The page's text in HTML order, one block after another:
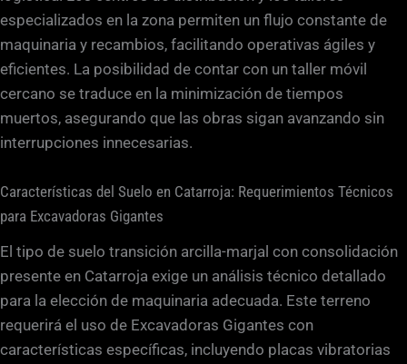
especializados en la zona permiten un flujo constante de
maquinaria y recambios, facilitando operativas ágiles y
eficientes. La posibilidad de contar con un taller móvil
cercano se traduce en la minimización de tiempos
muertos, asegurando que las obras sigan avanzando sin
interrupciones innecesarias.
Características del Suelo en Catarroja: Requerimientos Técnicos
para Excavadoras Gigantes
El tipo de suelo transición arcilla-marjal con consolidación
presente en Catarroja exige un análisis técnico detallado
para la elección de maquinaria adecuada. Este terreno
requerirá el uso de Excavadoras Gigantes con
características específicas, incluyendo placas vibratorias